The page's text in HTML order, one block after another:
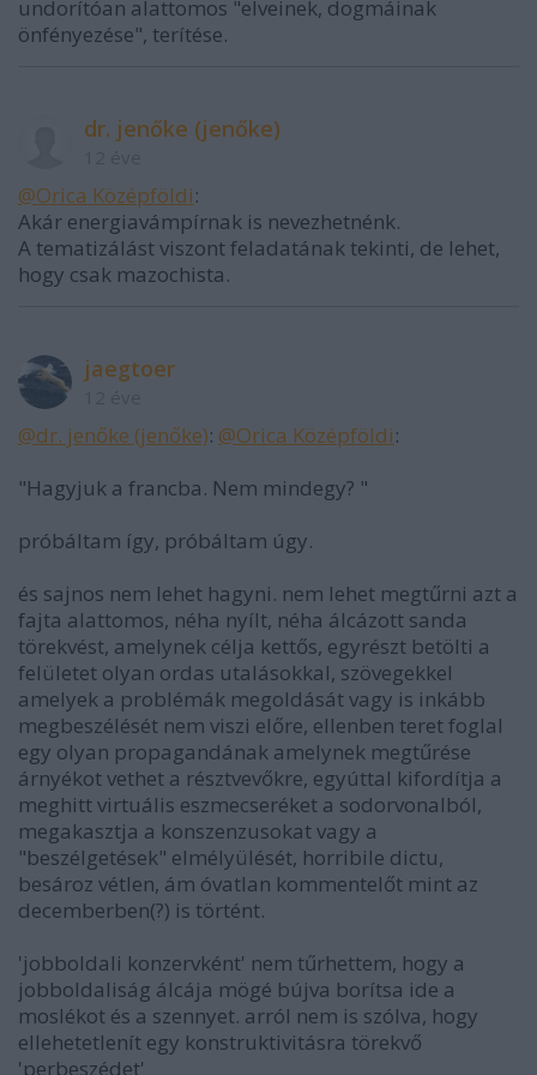
undorítóan alattomos "elveinek, dogmáinak
önfényezése", terítése.
dr. jenőke (jenőke)
@Orica Középföldi:
Akár energiavámpírnak is nevezhetnénk.
A tematizálást viszont feladatának tekinti, de lehet,
hogy csak mazochista.
jaegtoer
@dr. jenőke (jenőke): @Orica Középföldi:
"Hagyjuk a francba. Nem mindegy? "
próbáltam így, próbáltam úgy.
és sajnos nem lehet hagyni. nem lehet megtűrni azt a
fajta alattomos, néha nyílt, néha álcázott sanda
törekvést, amelynek célja kettős, egyrészt betölti a
felületet olyan ordas utalásokkal, szövegekkel
amelyek a problémák megoldását vagy is inkább
megbeszélését nem viszi előre, ellenben teret foglal
egy olyan propagandának amelynek megtűrése
árnyékot vethet a résztvevőkre, egyúttal kifordítja a
meghitt virtuális eszmecseréket a sodorvonalból,
megakasztja a konszenzusokat vagy a
"beszélgetések" elmélyülését, horribile dictu,
besároz vétlen, ám óvatlan kommentelőt mint az
decemberben(?) is történt.
'jobboldali konzervként' nem tűrhettem, hogy a
jobboldaliság álcája mögé bújva borítsa ide a
moslékot és a szennyet. arról nem is szólva, hogy
ellehetetlenít egy konstruktivitásra törekvő
'perbeszédet'